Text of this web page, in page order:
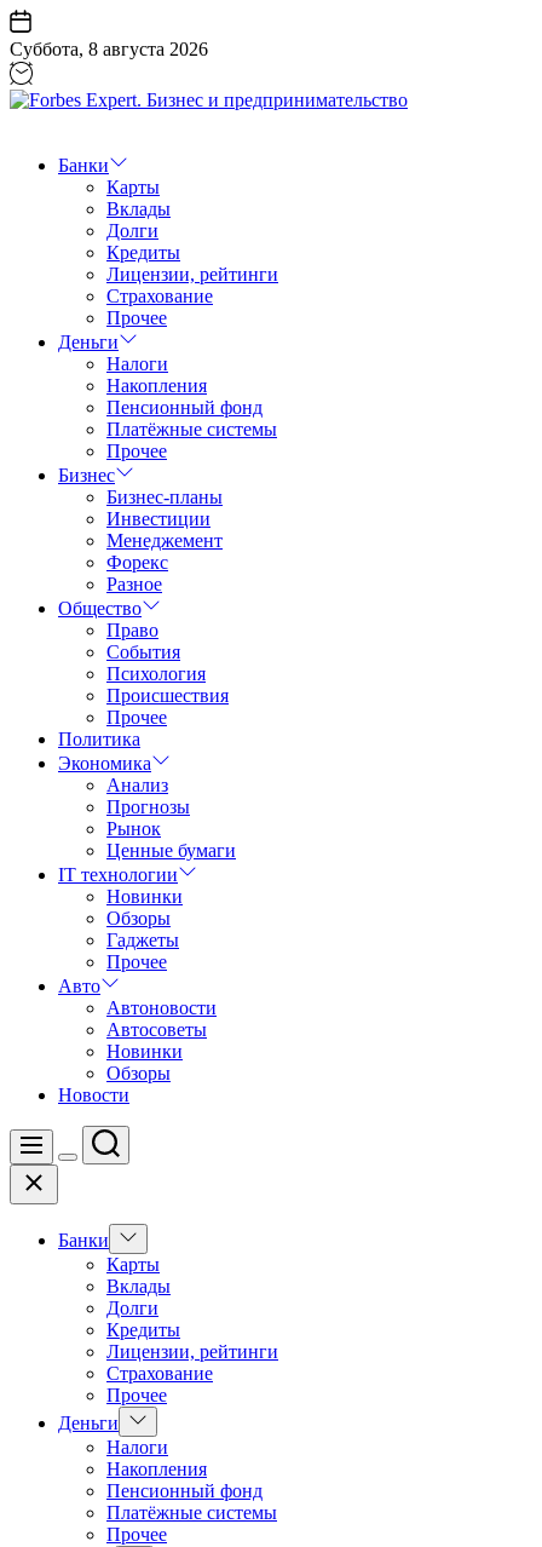
Перейти
к
содержанию
Суббота, 8 августа 2026
Бизнес
предпринимательство
Банки
Карты
Вклады
Долги
Кредиты
Лицензии, рейтинги
Страхование
Прочее
Деньги
Налоги
Накопления
Пенсионный фонд
Платёжные системы
Прочее
Бизнес
Бизнес-планы
Инвестиции
Менеджемент
Форекс
Разное
Общество
Право
События
Психология
Происшествия
Прочее
Политика
Экономика
Анализ
Прогнозы
Рынок
Ценные бумаги
IT технологии
Новинки
Обзоры
Гаджеты
Прочее
Авто
Автоновости
Автосоветы
Новинки
Обзоры
Новости
Меню
Цвет
Поиск
Закрыть
Банки
Показать
подменю
Карты
Вклады
Долги
Кредиты
Лицензии, рейтинги
Страхование
Прочее
Деньги
Показать
подменю
Налоги
Накопления
Пенсионный фонд
Платёжные системы
Прочее